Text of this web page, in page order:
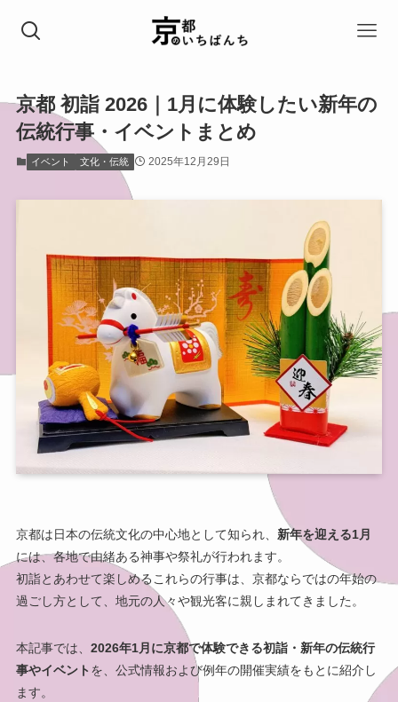
京都 初詣 2026｜1月に体験したい新年の
伝統行事・イベントまとめ
イベント 文化・伝統 2025年12月29日
京都は日本の伝統文化の中心地として知られ、 新年を迎える1月
には、各地で由緒ある神事や祭礼が行われます。
初詣とあわせて楽しめるこれらの行事は、京都ならではの年始の
過ごし方として、地元の人々や観光客に親しまれてきました。
本記事では、 2026年1月に京都で体験できる初詣・新年の伝統行
事やイベント を、公式情報および例年の開催実績をもとに紹介し
ます。